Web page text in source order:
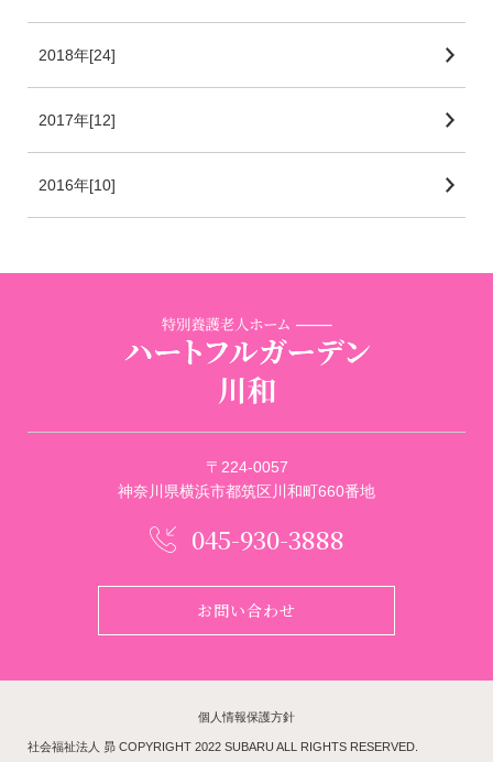
2018年[24]
2017年[12]
2016年[10]
〒224-0057
神奈川県横浜市都筑区川和町660番地
045-930-3888
お問い合わせ
個人情報保護方針
社会福祉法人 昴 COPYRIGHT 2022 SUBARU ALL RIGHTS RESERVED.